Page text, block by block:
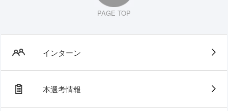
PAGE TOP
インターン
本選考情報